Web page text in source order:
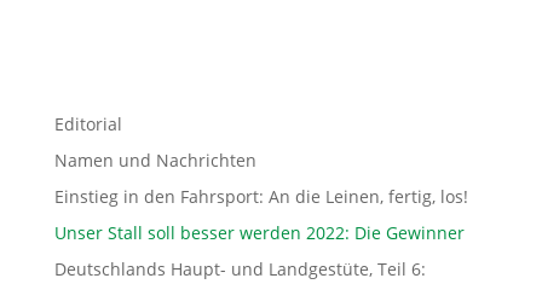
Editorial
Namen und Nachrichten
Einstieg in den Fahrsport: An die Leinen, fertig, los!
Unser Stall soll besser werden 2022: Die Gewinner
Deutschlands Haupt- und Landgestüte, Teil 6: